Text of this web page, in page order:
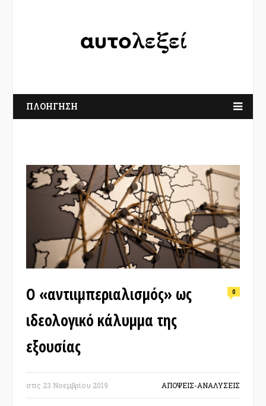
ΠΛΟΗΓΗΣΗ
Ο «αντιιμπεριαλισμός» ως
ιδεολογικό κάλυμμα της
εξουσίας
0
στις 23 Νοεμβρίου 2019 ΑΠΟΨΕΙΣ-ΑΝΑΛΥΣΕΙΣ